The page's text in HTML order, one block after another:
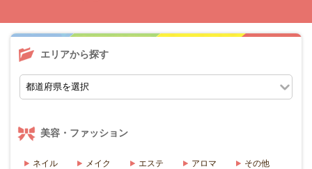
エリアから探す
美容・ファッション
ネイル メイク エステ アロマ その他